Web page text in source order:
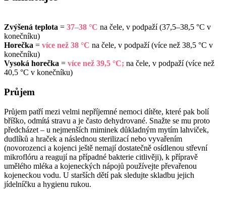
Zvýšená teplota = 37–38 °C na čele, v podpaží (37,5–38,5 °C v
konečníku)
Horečka = více než 38 °C na čele, v podpaží (více než 38,5 °C v
konečníku)
Vysoká horečka = více než 39,5 °C; na čele, v podpaží (více než
40,5 °C v konečníku)
Průjem
Průjem patří mezi velmi nepříjemné nemoci dítěte, které pak bolí
bříško, odmítá stravu a je často dehydrované. Snažte se mu proto
předcházet – u nejmenších miminek důkladným mytím lahviček,
dudlíků a hraček a následnou sterilizací nebo vyvařením
(novorozenci a kojenci ještě nemají dostatečně osídlenou střevní
mikroflóru a reagují na případné bakterie citlivěji), k přípravě
umělého mléka a kojeneckých nápojů používejte převařenou
kojeneckou vodu. U starších dětí pak sledujte skladbu jejich
jídelníčku a hygienu rukou.